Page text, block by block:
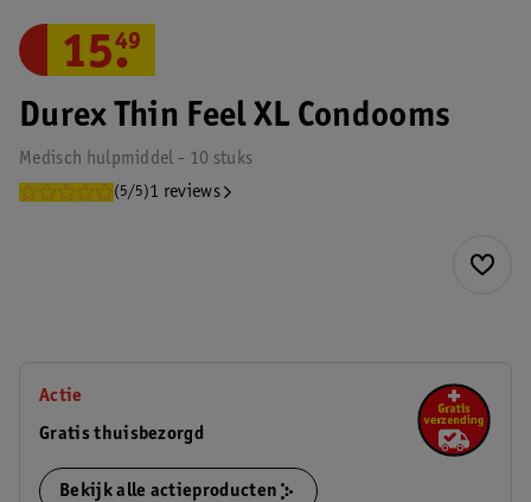
Durex Thin Feel XL Condooms
Medisch hulpmiddel - 10 stuks
(5/5)1 reviews
15.
49
Actie
Gratis thuisbezorgd
Bekijk alle actieproducten